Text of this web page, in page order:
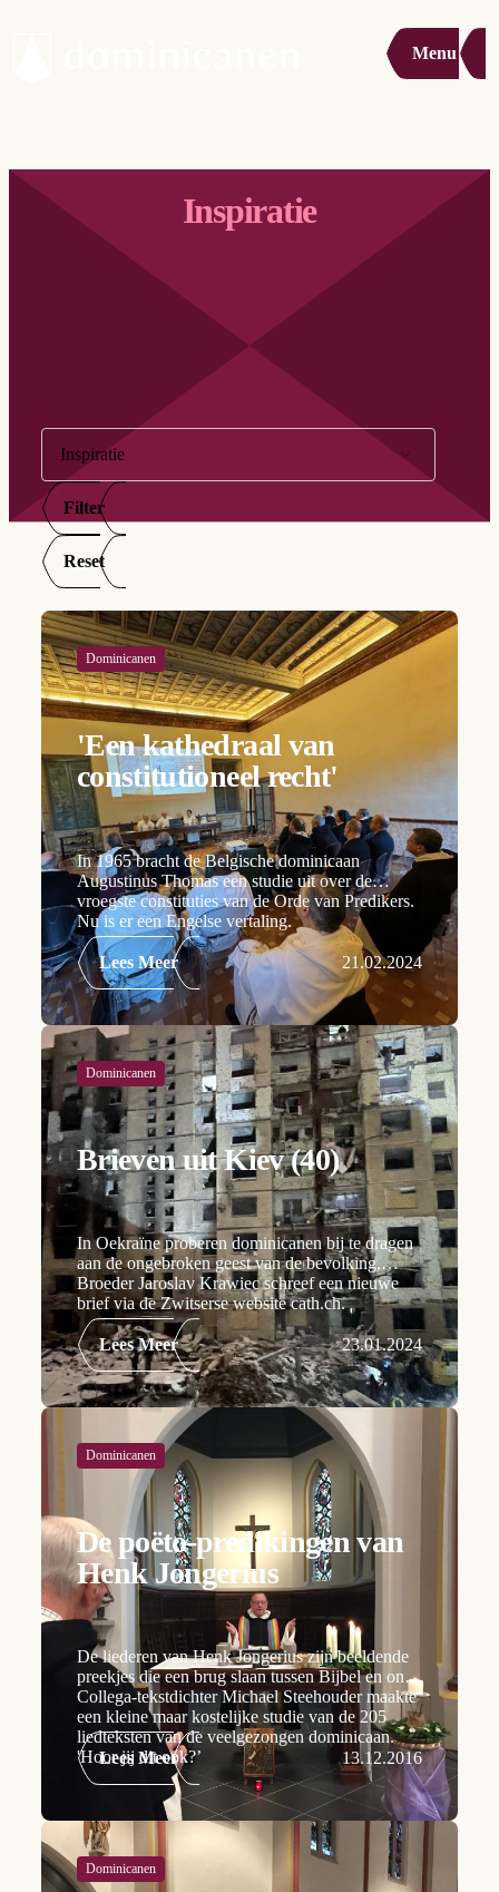
Menu
Inspiratie
Inspiratie
Filter
Reset
Dominicanen
'Een kathedraal van
constitutioneel recht'
In 1965 bracht de Belgische dominicaan
Augustinus Thomas een studie uit over de
vroegste constituties van de Orde van Predikers.
Nu is er een Engelse vertaling.
Lees Meer 21.02.2024
Dominicanen
Brieven uit Kiev (40)
In Oekraïne proberen dominicanen bij te dragen
aan de ongebroken geest van de bevolking,
Broeder Jaroslav Krawiec schreef een nieuwe
brief via de Zwitserse website cath.ch.
Lees Meer 23.01.2024
Dominicanen
De poëto-predikingen van
Henk Jongerius
De liederen van Henk Jongerius zijn beeldende
preekjes die een brug slaan tussen Bijbel en ons.
Collega-tekstdichter Michael Steehouder maakte
een kleine maar kostelijke studie van de 205
liedteksten van de veelgezongen dominicaan.
'Hoor jij dit ook?’
Lees Meer 13.12.2016
Dominicanen